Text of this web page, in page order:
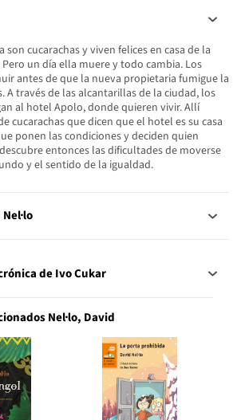
son cucarachas y viven felices en casa de la
un día ella muere y todo cambia. Los
antes de que la nueva propietaria fumigue la
A través de las alcantarillas de la ciudad, los
al hotel Apolo, donde quieren vivir. Allí
cucarachas que dicen que el hotel es su casa
ponen las condiciones y deciden quien
entonces las dificultades de moverse
y el sentido de la igualdad.
de Ivo Cukar
Nel·lo, David